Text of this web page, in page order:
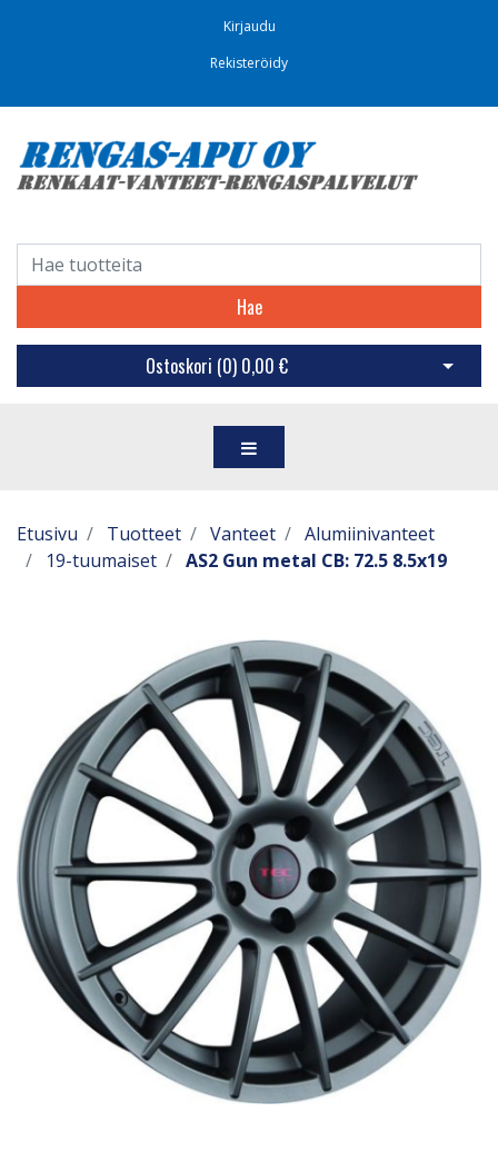
Kirjaudu
Rekisteröidy
Hae
Ostoskori (0) 0,00 € Avaa
Etusivu Tuotteet Vanteet
Alumiinivanteet
19-tuumaiset
AS2 Gun metal CB: 72.5 8.5x19